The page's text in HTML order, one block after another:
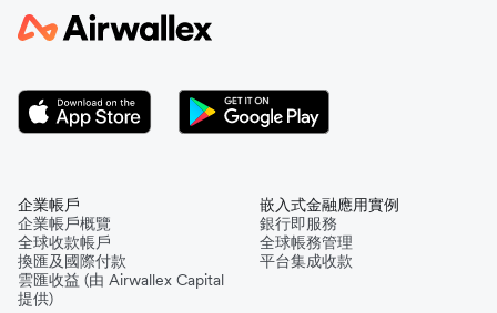
企業帳戶
企業帳戶概覽
全球收款帳戶
換匯及國際付款
雲匯收益 (由 Airwallex Capital
提供)
嵌入式金融應用實例
銀行即服務
全球帳務管理
平台集成收款